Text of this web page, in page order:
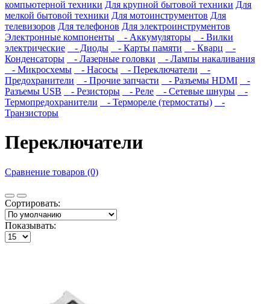
компьютерной техники Для крупной бытовой техники Для
мелкой бытовой техники Для мотоинструментов Для
телевизоров Для телефонов Для электроинструментов
Электронные компоненты
- Аккумуляторы
- Вилки
электрические
- Диоды - Карты памяти - Кварц
-
Конденсаторы
- Лазерные головки
- Лампы накаливания
- Микросхемы
- Насосы - Переключатели
-
Предохранители
- Прочие запчасти - Разъемы HDMI
-
Разъемы USB
- Резисторы - Реле - Сетевые шнуры
-
Термопредохранители
- Термореле (термостаты)
-
Транзисторы
Переключатели
Сравнение товаров (0)
Сортировать:
Показывать: